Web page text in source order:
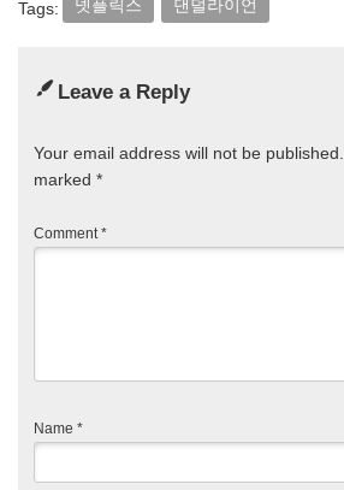
Tags: 넷플릭스 댄덜라이언
Leave a Reply
Your email address will not be published.
marked *
Comment *
Name *